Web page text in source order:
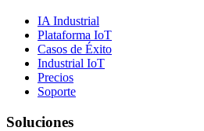
IA Industrial
Plataforma IoT
Casos de Éxito
Industrial IoT
Precios
Soporte
Soluciones